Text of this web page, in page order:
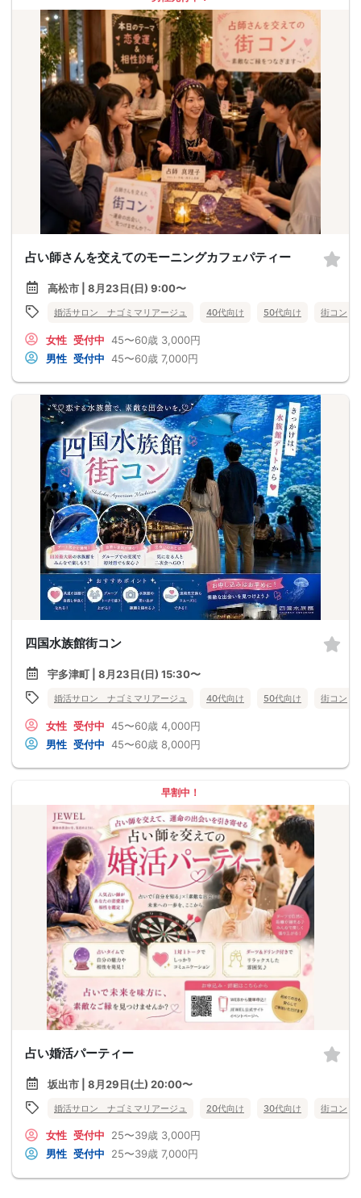
占い師さんを交えてのモーニングカフェパティー
高松市 | 8月23日(日) 9:00〜
婚活サロン ナゴミマリアージュ 40代向け 50代向け 街コン
女性 受付中 45〜60歳 3,000円
男性 受付中 45〜60歳 7,000円
四国水族館街コン
宇多津町 | 8月23日(日) 15:30〜
婚活サロン ナゴミマリアージュ 40代向け 50代向け 街コン
女性 受付中 45〜60歳 4,000円
男性 受付中 45〜60歳 8,000円
早割中！
占い婚活パーティー
坂出市 | 8月29日(土) 20:00〜
婚活サロン ナゴミマリアージュ 20代向け 30代向け 街コン
女性 受付中 25〜39歳 3,000円
男性 受付中 25〜39歳 7,000円